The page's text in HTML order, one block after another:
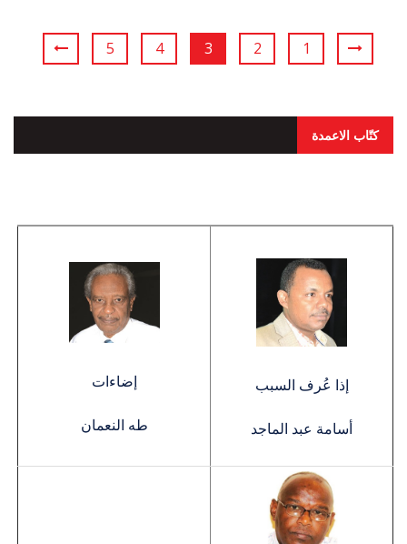
1
2
3
4
5
كتّاب الاعمدة
إذا عُرف السبب
أسامة عبد الماجد
إضاءات
طه النعمان